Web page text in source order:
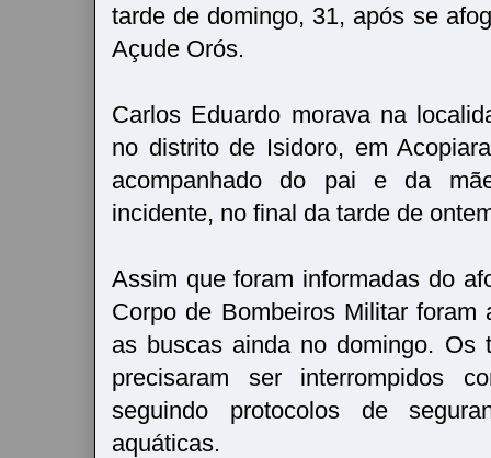
tarde de domingo, 31, após se
Açude Orós.
Carlos Eduardo morava na
no distrito de Isidoro, em
acompanhado do pai e da
incidente, no final da tarde de
Assim que foram informadas do
Corpo de Bombeiros Militar foram
as buscas ainda no domingo. Os
precisaram ser interrompidos
seguindo protocolos de
aquáticas.